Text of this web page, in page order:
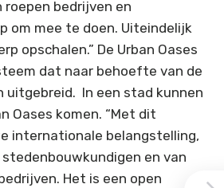
bedrijven en
om mee te doen. Uiteindelijk
opschalen.” De Urban Oases
dat naar behoefte van de
uitgebreid. In een stad kunnen
Oases komen. “Met dit
internationale belangstelling,
en van
Het is een open